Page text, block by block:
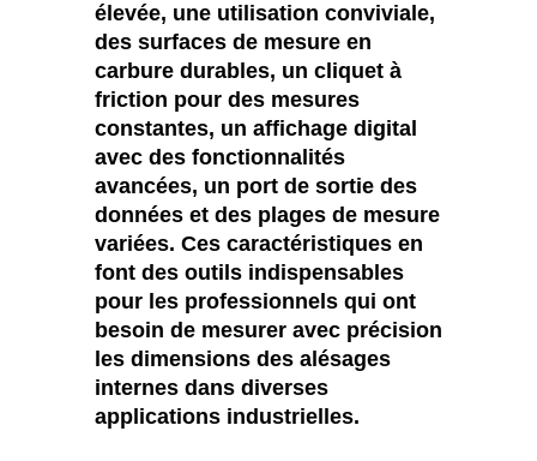
élevée, une utilisation conviviale,
des surfaces de mesure en
carbure durables, un cliquet à
friction pour des mesures
constantes, un affichage digital
avec des fonctionnalités
avancées, un port de sortie des
données et des plages de mesure
variées. Ces caractéristiques en
font des outils indispensables
pour les professionnels qui ont
besoin de mesurer avec précision
les dimensions des alésages
internes dans diverses
applications industrielles.